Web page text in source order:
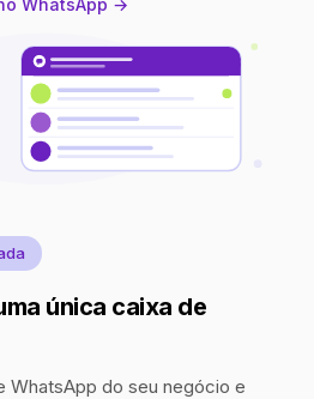
WhatsApp →
única caixa de
WhatsApp do seu negócio e